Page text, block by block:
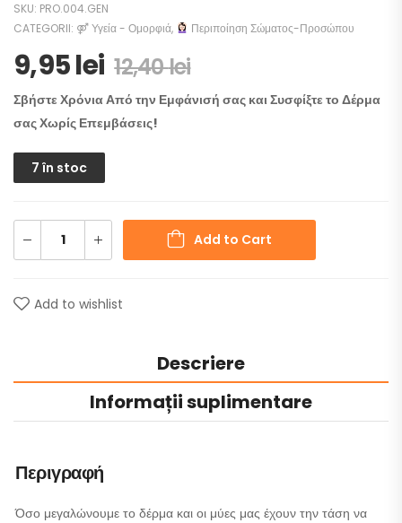
SKU: PRO.004.GEN
CATEGORII: ⚤ Υγεία - Ομορφιά, Περιποίηση Σώματος-Προσώπου
9,95lei 12,40lei
Σβήστε Χρόνια Από την Εμφάνισή σας και Συσφίξτε το Δέρμα
σας Χωρίς Επεμβάσεις!
7 în stoc
Add to Cart
Add to wishlist
Descriere
Informații suplimentare
Περιγραφή
Όσο μεγαλώνουμε το δέρμα και οι μύες μας έχουν την τάση να